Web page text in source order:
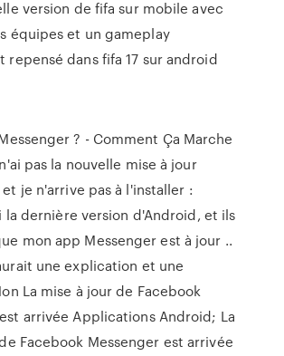
version de fifa sur mobile avec
équipes et un gameplay
repensé dans fifa 17 sur android
? - Comment Ça Marche
pas la nouvelle mise à jour
je n'arrive pas à l'installer :
la dernière version d'Android, et ils
mon app Messenger est à jour ..
une explication et une
La mise à jour de Facebook
arrivée Applications Android; La
Facebook Messenger est arrivée